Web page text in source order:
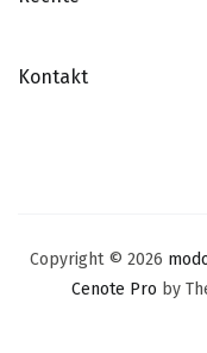
Kontakt
Copyright © 2026
Cenote Pro by